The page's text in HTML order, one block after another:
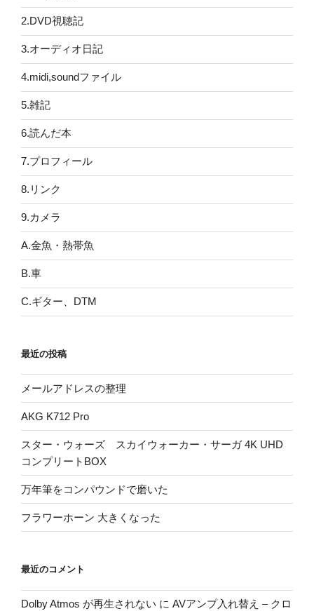
2.DVD視聴記
3.オーディオ日記
4.midi,soundファイル
5.雑記
6.読んだ本
7.プロフィール
8.リンク
9.カメラ
A.金魚・熱帯魚
B.車
C.ギター、DTM
最近の投稿
メールアドレスの整理
AKG K712 Pro
スター・ウォーズ スカイウォーカー・サーガ 4K UHD
コンプリートBOX
万年筆をコンパウンドで磨いた
フラワーホーン 大きくなった
最近のコメント
Dolby Atmos が再生されない に AVアンプ入れ替え – クロ